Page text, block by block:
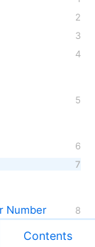
Number
Contents